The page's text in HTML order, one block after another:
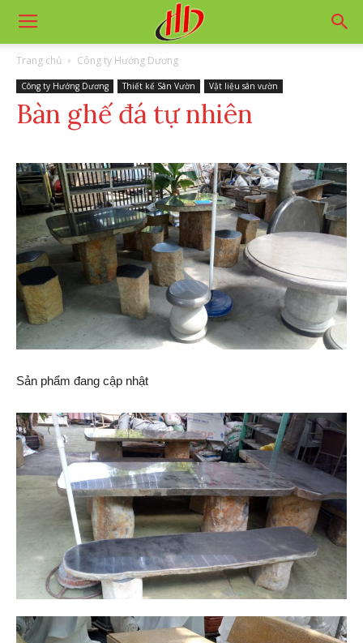
Trang chủ Công ty Hướng Dương
Công ty Hướng Dương Thiết kế Sân Vườn Vật liệu sân vườn
Bàn ghế đá tự nhiên
Sản phẩm đang cập nhật